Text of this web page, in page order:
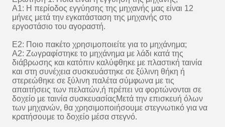
Α1: Η περίοδος εγγύησης της μηχανής μας είναι 12
μήνες μετά την εγκατάσταση της μηχανής στο
εργοστάσιο του αγοραστή.
Ε2: Ποιο πακέτο χρησιμοποιείτε για το μηχάνημα;
Α2: Ζωγραφίστηκε το μηχάνημα με λάδι κατά της
διάβρωσης και κατόπιν καλύφθηκε με πλαστική ταινία
και στη συνέχεια συσκευάστηκε σε ξύλινη θήκη ή
στερεώθηκε σε ξύλινη παλέτα σύμφωνα με τις
απαιτήσεις των πελατών,ή πρέπει να φορτώνονται σε
δοχείο με ταινία συσκευασίαςΜετά την επισκευή όλων
των μηχανών, θα χρησιμοποιήσουμε στεγνωτικό για να
κρατήσουμε το δοχείο μέσα στεγνό.